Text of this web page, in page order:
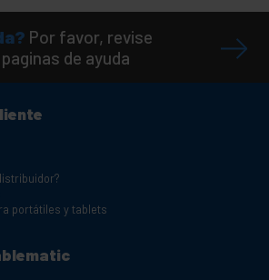
Por favor, revise
de ayuda
portátiles y tablets